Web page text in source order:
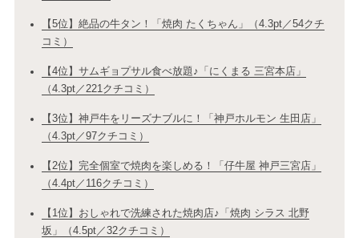
【5位】絶品の牛タン！「焼肉 たくちゃん」（4.3pt／54クチ
コミ）
【4位】サムギョプサル食べ放題♪「にくまる 三宮本店」
（4.3pt／221クチコミ）
【3位】神戸牛をリーズナブルに！「神戸ホルモン 生田店」
（4.3pt／97クチコミ）
【2位】完全個室で焼肉を楽しめる！「仔牛屋 神戸三宮店」
（4.4pt／116クチコミ）
【1位】おしゃれで洗練された焼肉店♪「焼肉 シラス 北野
坂」（4.5pt／32クチコミ）